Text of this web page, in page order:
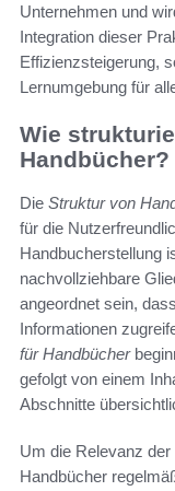
Unternehmen und
Integration dieser
Effizienzsteigerung,
Lernumgebung für
Wie
Handbücher?
Die Struktur von
für die
Handbucherstellung
nachvollziehbare
angeordnet sein,
Informationen
für Handbücher
gefolgt von einem
Abschnitte
Um die Relevanz
Handbücher